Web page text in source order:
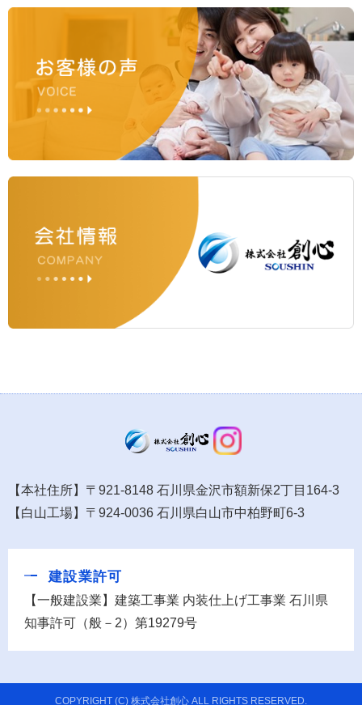
【本社住所】〒921-8148 石川県金沢市額新保2丁目164-3
【白山工場】〒924-0036 石川県白山市中柏野町6-3
建設業許可
【一般建設業】建築工事業 内装仕上げ工事業 石川県
知事許可（般－2）第19279号
COPYRIGHT (C) 株式会社創心 ALL RIGHTS RESERVED.